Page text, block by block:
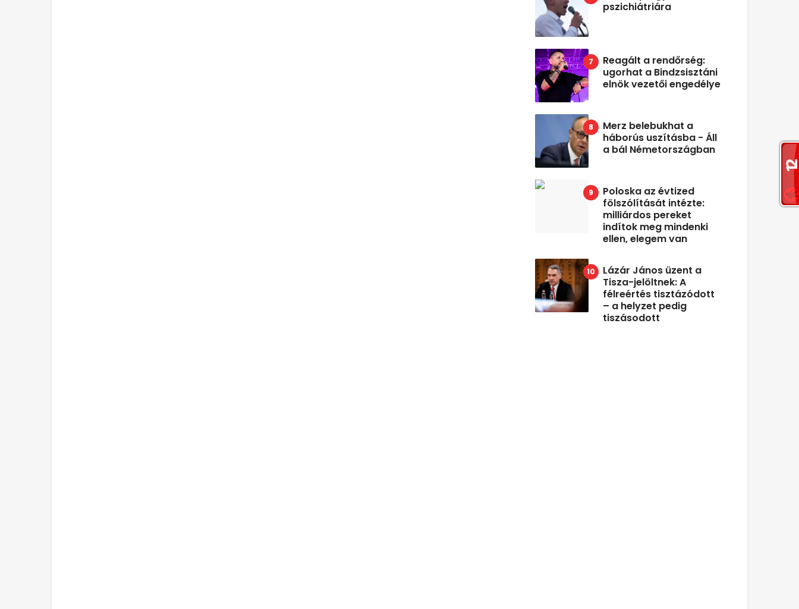
pszichiátriára
Reagált a rendőrség:
ugorhat a Bindzsisztáni
elnök vezetői engedélye
Merz belebukhat a
háborús uszításba - Áll
a bál Németországban
Poloska az évtized
fölszólítását intézte:
milliárdos pereket
indítok meg mindenki
ellen, elegem van
Lázár János üzent a
Tisza-jelöltnek: A
félreértés tisztázódott
– a helyzet pedig
tiszásodott